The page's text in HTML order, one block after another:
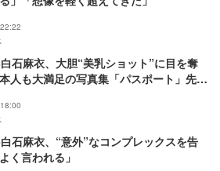
石麻衣、大胆“美乳ショット”に目を奪
人も大満足の写真集「パスポート」先行
石麻衣、“意外”なコンプレックスを告
く言われる」